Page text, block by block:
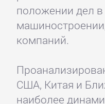
положении дел
компаний.
США, Китая и
наиболее